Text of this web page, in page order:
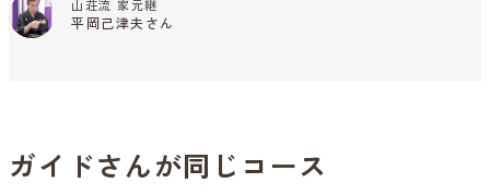
山荘流 家元継
平岡己津夫さん
ガイドさんが同じコース